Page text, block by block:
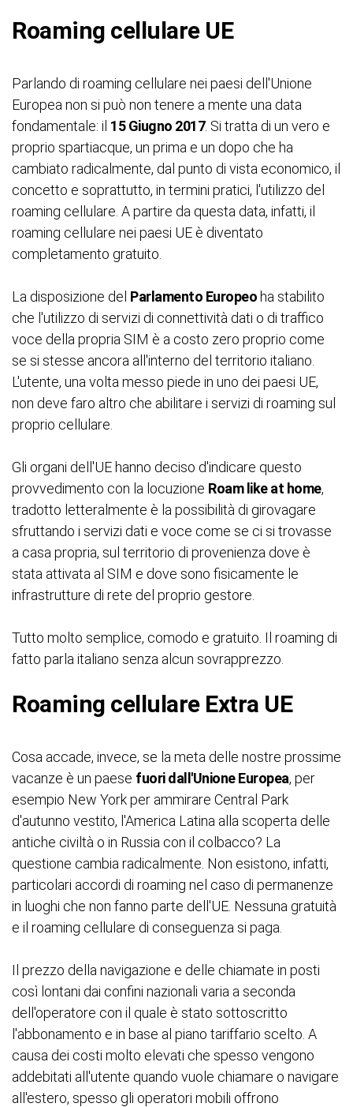
Roaming cellulare UE
Parlando di roaming cellulare nei paesi dell'Unione
Europea non si può non tenere a mente una data
fondamentale: il 15 Giugno 2017. Si tratta di un vero e
proprio spartiacque, un prima e un dopo che ha
cambiato radicalmente, dal punto di vista economico, il
concetto e soprattutto, in termini pratici, l'utilizzo del
roaming cellulare. A partire da questa data, infatti, il
roaming cellulare nei paesi UE è diventato
completamento gratuito.
La disposizione del Parlamento Europeoha stabilito
che l'utilizzo di servizi di connettività dati o di traffico
voce della propria SIM è a costo zero proprio come
se si stesse ancora all'interno del territorio italiano.
L'utente, una volta messo piede in uno dei paesi UE,
non deve faro altro che abilitare i servizi di roaming sul
proprio cellulare.
Gli organi dell'UE hanno deciso d'indicare questo
provvedimento con la locuzione Roam like at home,
tradotto letteralmente è la possibilità di girovagare
sfruttando i servizi dati e voce come se ci si trovasse
a casa propria, sul territorio di provenienza dove è
stata attivata al SIM e dove sono fisicamente le
infrastrutture di rete del proprio gestore.
Tutto molto semplice, comodo e gratuito. Il roaming di
fatto parla italiano senza alcun sovrapprezzo.
Roaming cellulare Extra UE
Cosa accade, invece, se la meta delle nostre prossime
vacanze è un paese fuori dall'Unione Europea, per
esempio New York per ammirare Central Park
d'autunno vestito, l'America Latina alla scoperta delle
antiche civiltà o in Russia con il colbacco? La
questione cambia radicalmente. Non esistono, infatti,
particolari accordi di roaming nel caso di permanenze
in luoghi che non fanno parte dell'UE. Nessuna gratuità
e il roaming cellulare di conseguenza si paga.
Il prezzo della navigazione e delle chiamate in posti
così lontani dai confini nazionali varia a seconda
dell'operatore con il quale è stato sottoscritto
l'abbonamento e in base al piano tariffario scelto. A
causa dei costi molto elevati che spesso vengono
addebitati all'utente quando vuole chiamare o navigare
all'estero, spesso gli operatori mobili offrono